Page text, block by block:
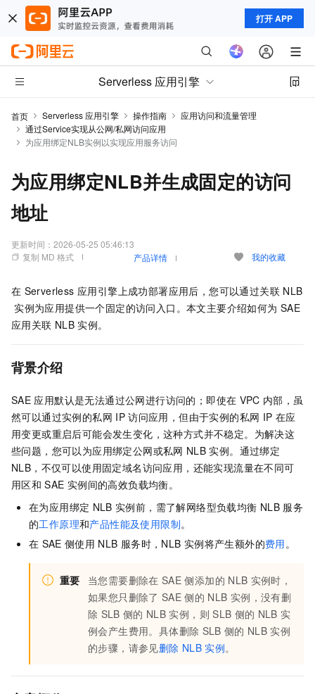
打开 APP
Serverless 应用引擎
首页 Serverless 应用引擎 操作指南
应用访问和流量管理
通过Service实现从公网/私网访问应用
为应用绑定NLB实例以实现应用服务访问
为应用绑定NLB并生成固定的访问
地址
更新时间： 2026-05-25 05:46:13
复制 MD 格式
产品详情 我的收藏
在 Serverless 应用引擎上成功部署应用后，您可以通过关联 NLB
实例为应用提供一个固定的访问入口。本文主要介绍如何为 SAE
应用关联 NLB 实例。
背景介绍
SAE 应用默认是无法通过公网进行访问的；即使在 VPC 内部，虽
然可以通过实例的私网 IP 访问应用，但由于实例的私网 IP 在应
用变更或重启后可能会发生变化，这种方式并不稳定。为解决这
些问题，您可以为应用绑定公网或私网 NLB 实例。通过绑定
NLB，不仅可以使用固定域名访问应用，还能实现流量在不同可
用区和 SAE 实例间的高效负载均衡。
在为应用绑定 NLB 实例前，需了解网络型负载均衡 NLB 服务
的工作原理和产品性能及使用限制。
在 SAE 侧使用 NLB 服务时，NLB 实例将产生额外的费用。
重要 当您需要删除在 SAE 侧添加的 NLB 实例时，
如果您只删除了 SAE 侧的 NLB 实例，没有删
除 SLB 侧的 NLB 实例，则 SLB 侧的 NLB 实
例会产生费用。具体删除 SLB 侧的 NLB 实例
的步骤，请参见删除 NLB 实例。